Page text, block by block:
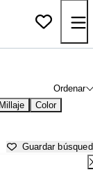
Ordenar
Millaje Color
Guardar